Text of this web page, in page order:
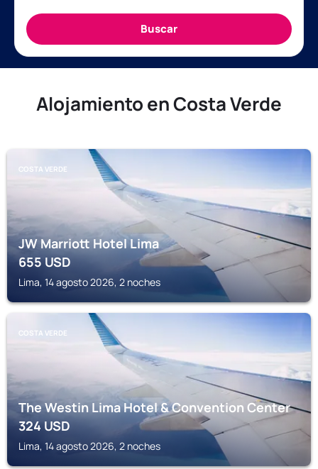
Alojamiento en Costa Verde
COSTA VERDE
JW Marriott Hotel Lima
655USD
Lima, 14 agosto 2026, 2 noches
COSTA VERDE
The Westin Lima Hotel & Convention Center
324USD
Lima, 14 agosto 2026, 2 noches